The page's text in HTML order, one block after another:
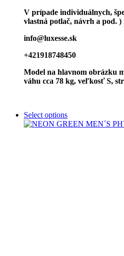
V prípade individuálnych,
vlastná potlač, návrh a pod.
info@luxesse.sk
+421918748450
Model na hlavnom obrázku
váhu cca 78 kg, veľkosť S,
Select options